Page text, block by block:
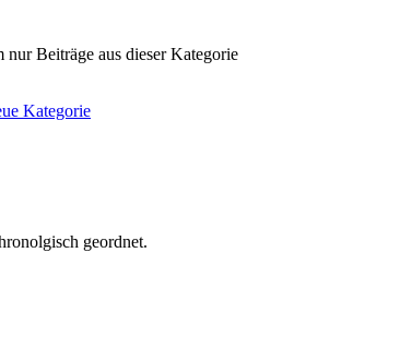
Beiträge aus dieser Kategorie
Kategorie
geordnet.